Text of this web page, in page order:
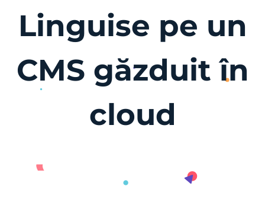
Linguise pe un
CMS găzduit în
cloud